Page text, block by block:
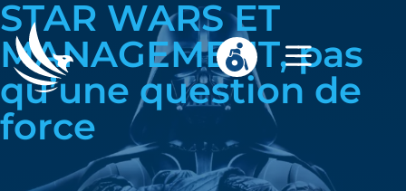
STAR WARS ET
MANAGEMENT, pas
qu’une question de
force